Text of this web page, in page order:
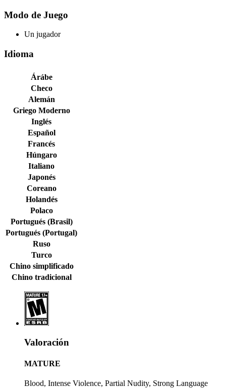
Modo de Juego
Un jugador
Idioma
Árábe
Checo
Alemán
Griego Moderno
Inglés
Español
Francés
Húngaro
Italiano
Japonés
Coreano
Holandés
Polaco
Portugués (Brasil)
Portugués (Portugal)
Ruso
Turco
Chino simplificado
Chino tradicional
Valoración
MATURE
Blood, Intense Violence, Partial Nudity, Strong Language